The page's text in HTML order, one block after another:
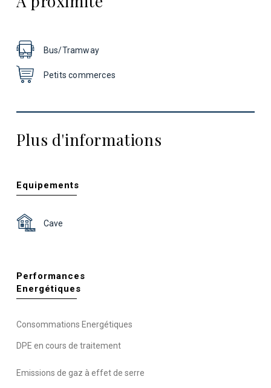
Bus/Tramway
Petits commerces
Plus d'informations
Equipements
Cave
Performances
Energétiques
Consommations Energétiques
DPE en cours de traitement
Emissions de gaz à effet de serre